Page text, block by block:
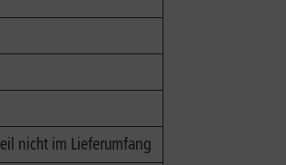
nicht im Lieferumfang